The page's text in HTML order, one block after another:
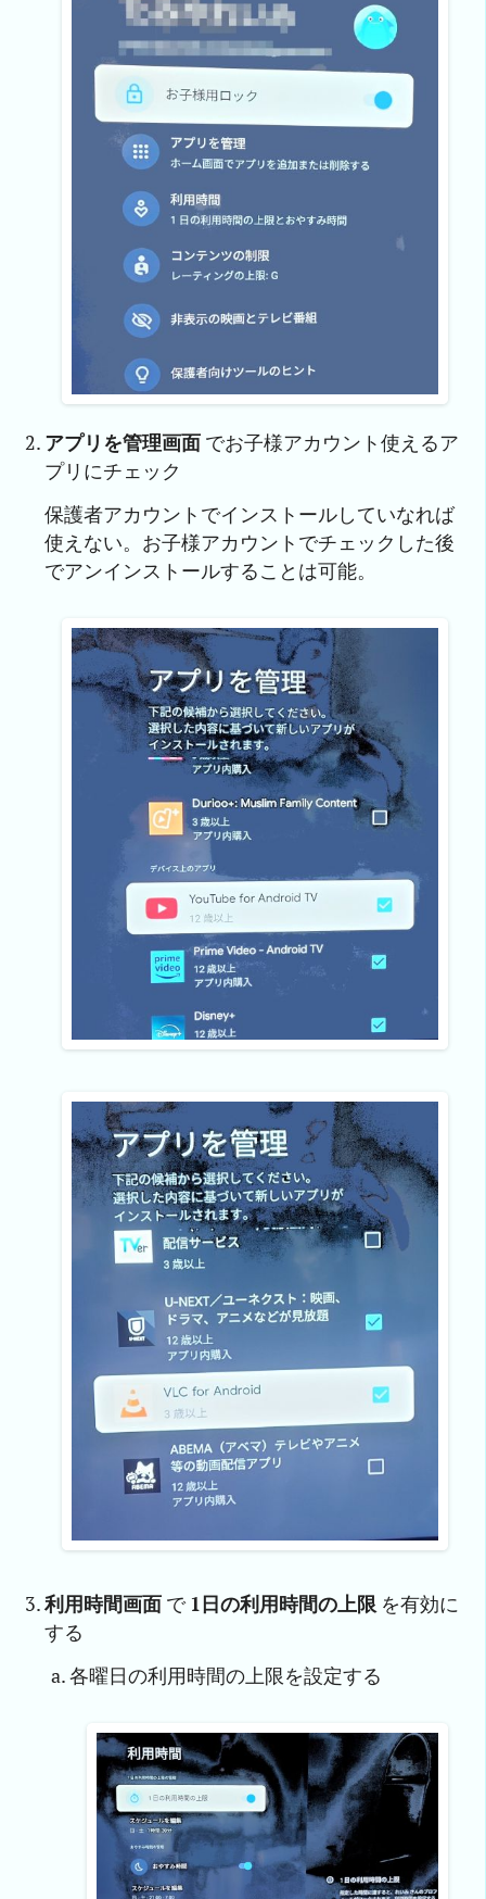
アプリを管理画面でお子様アカウント使えるア
プリにチェック
保護者アカウントでインストールしていなれば
使えない。お子様アカウントでチェックした後
でアンインストールすることは可能。
利用時間画面で 1日の利用時間の上限を有効に
する
各曜日の利用時間の上限を設定する